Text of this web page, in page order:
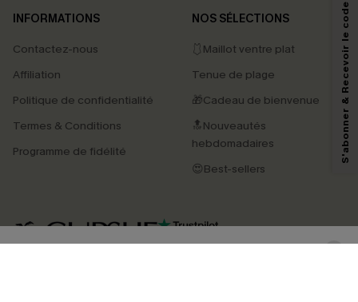
INFORMATIONS
Contactez-nous
Affiliation
Politique de confidentialité
Termes & Conditions
Programme de fidélité
NOS SÉLECTIONS
🩱Maillot ventre plat
Tenue de plage
🎁Cadeau de bienvenue
🔝Nouveautés
hebdomadaires
😍Best-sellers
4.4
marketing (y compris du contenu généré par l'IA) de Cupshe et
pouvons utiliser les données collectées sur notre site ainsi que des
savoir si ceux-ci ont été ouverts, de mesurer votre engagement, de
personnaliser nos contenus et nos offres, et de vous recommander des
produits susceptibles de vous intéresser, conformément à notre
Politique de
. Vous pouvez vous désabonner à tout moment.
S'abonner & Recevoir le code